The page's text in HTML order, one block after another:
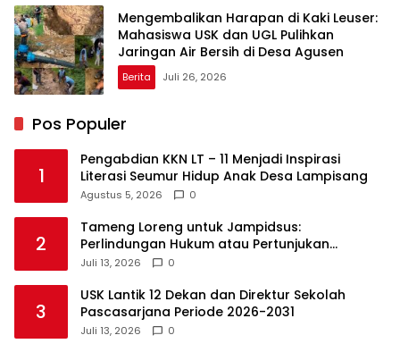
Mengembalikan Harapan di Kaki Leuser:
Mahasiswa USK dan UGL Pulihkan
Jaringan Air Bersih di Desa Agusen
Berita Juli 26, 2026
Pos Populer
1
Pengabdian KKN LT – 11 Menjadi Inspirasi
Literasi Seumur Hidup Anak Desa Lampisang
Agustus 5, 2026 0
2
Tameng Loreng untuk Jampidsus:
Perlindungan Hukum atau Pertunjukan
Kekuasaan?
Juli 13, 2026 0
3
USK Lantik 12 Dekan dan Direktur Sekolah
Pascasarjana Periode 2026-2031
Juli 13, 2026 0